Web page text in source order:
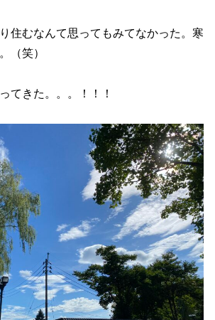
住むなんて思ってもみてなかった。寒
（笑）
てきた。。。！！！